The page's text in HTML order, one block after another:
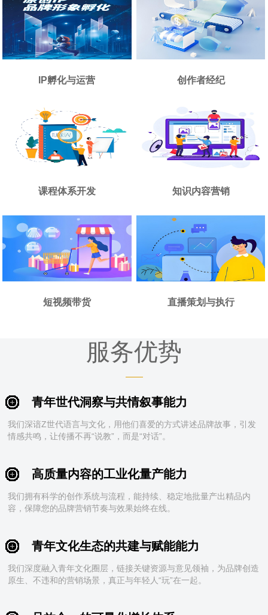
IP孵化与运营 创作者经纪
课程体系开发 知识内容营销
短视频带货 直播策划与执行
服务优势
青年世代洞察与共情叙事能力
我们深谙Z世代语言与文化，用他们喜爱的方式讲述品牌故事，引发
情感共鸣，让传播不再“说教”，而是“对话”。
高质量内容的工业化量产能力
我们拥有科学的创作系统与流程，能持续、稳定地批量产出精品内
容，保障您的品牌营销节奏与效果始终在线。
青年文化生态的共建与赋能能力
我们深度融入青年文化圈层，链接关键资源与意见领袖，为品牌创造
原生、不违和的营销场景，真正与年轻人“玩”在一起。